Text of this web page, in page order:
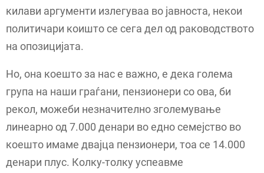
килави аргументи излегуваа во јавноста, некои
политичари коишто се сега дел од раководството
на опозицијата.
Но, она коешто за нас е важно, е дека голема
група на наши граѓани, пензионери со ова, би
рекол, можеби незначително зголемување
линеарно од 7.000 денари во едно семејство во
коешто имаме двајца пензионери, тоа се 14.000
денари плус. Колку-толку успеавме